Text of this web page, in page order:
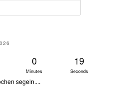
0
Minutes
19
Seconds
segeln....